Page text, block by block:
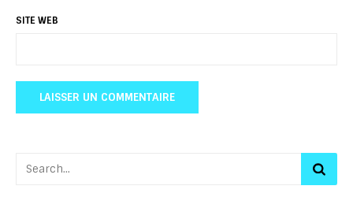
SITE WEB